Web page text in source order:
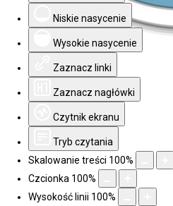
Niskie nasycenie
Wysokie nasycenie
Zaznacz linki
Zaznacz nagłówki
Czytnik ekranu
Tryb czytania
Skalowanie treści 100%
Czcionka 100%
Wysokość linii 100%